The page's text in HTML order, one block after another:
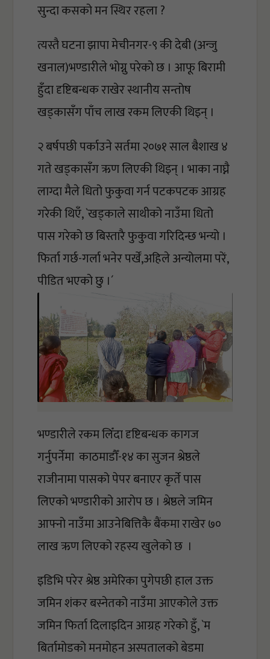
सुन्दा कसको मन स्थिर रहला ?
त्यस्तै घटना झापा मेचीनगर-९ की देबी (अन्जु
खनाल)भण्डारीले भोग्नु परेको छ । आफू बिरामी
हुँदा दृष्टिबन्धक राखेर स्थानीय सन्तोष
खड्कासँग पाँच लाख रकम लिएकी थिइन् ।
२ बर्षपछी पर्काउने सर्तमा २०७१ साल बैशाख ४
गते खड्कासँग ऋण लिएकी थिइन् । भाका नाघ्नै
लाग्दा मैले धितो फुकुवा गर्न पटकपटक आग्रह
गरेकी थिएँ, `खड्काले साथीको नाउँमा धितो
पास गरेको छ बिस्तारै फुकुवा गरिदिन्छ भन्यो ।
फिर्ता गर्छ-गर्ला भनेर पर्खें,अहिले अन्योलमा परें,
पीडित भएको छु ।´
भण्डारीले रकम लिँदा दृष्टिबन्धक कागज
गर्नुपर्नेमा  काठमाडौँ-१४ का सुजन श्रेष्ठले
राजीनामा पासको पेपर बनाएर कृर्ते पास
लिएको भण्डारीको आरोप छ । श्रेष्ठले जमिन
आफ्नो नाउँमा आउनेबित्तिकै बैंकमा राखेर ७०
लाख ऋण लिएको रहस्य खुलेको छ  ।
इडिभि परेर श्रेष्ठ अमेरिका पुगेपछी हाल उक्त
जमिन शंकर बस्नेतको नाउँमा आएकोले उक्त
जमिन फिर्ता दिलाइदिन आग्रह गरेको हुँ, `म
बिर्तामोडको मनमोहन अस्पतालको बेडमा